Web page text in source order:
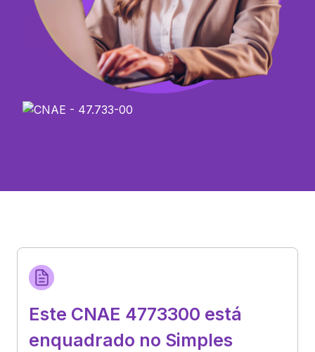
Este CNAE 4773300 está
enquadrado no Simples